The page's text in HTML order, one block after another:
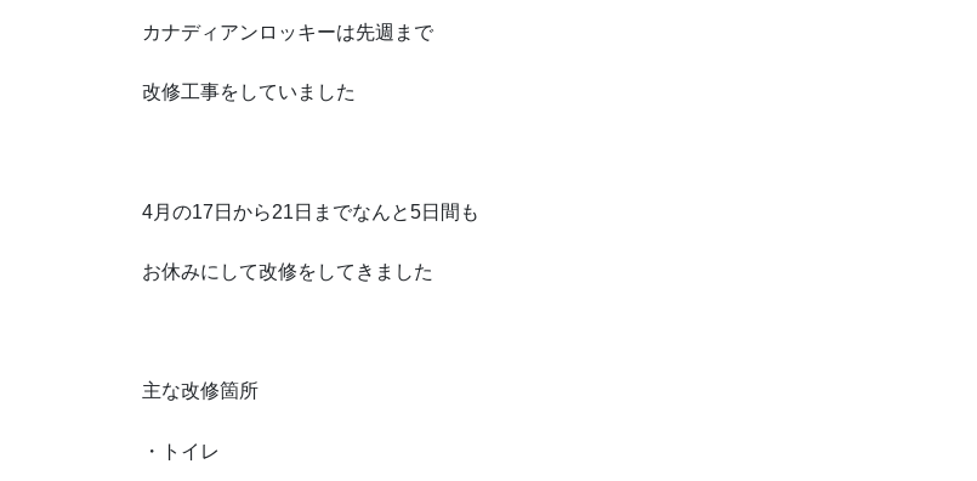
カナディアンロッキーは先週まで
改修工事をしていました
4月の17日から21日までなんと5日間も
お休みにして改修をしてきました
主な改修箇所
・トイレ